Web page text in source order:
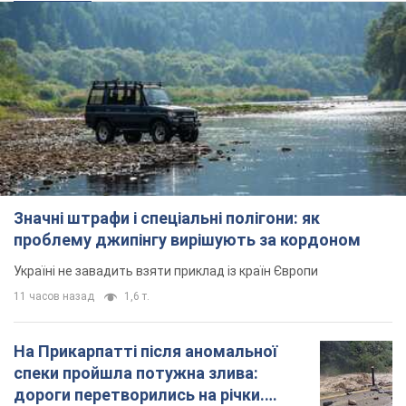
Значні штрафи і спеціальні полігони: як
проблему джипінгу вирішують за кордоном
Україні не завадить взяти приклад із країн Європи
11 часов назад 1,6 т.
На Прикарпатті після аномальної
спеки пройшла потужна злива:
дороги перетворились на річки.